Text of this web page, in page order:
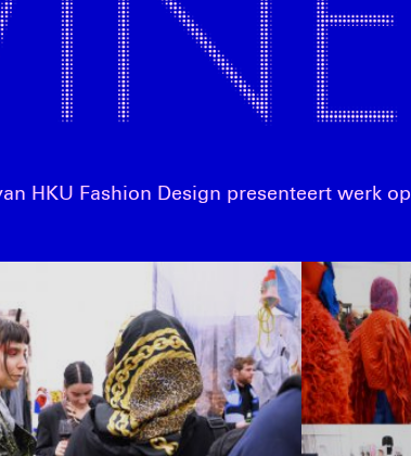
HKU Fashion Design presenteert werk op